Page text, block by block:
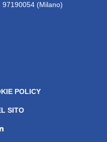
(Milano)
POLICY
SITO